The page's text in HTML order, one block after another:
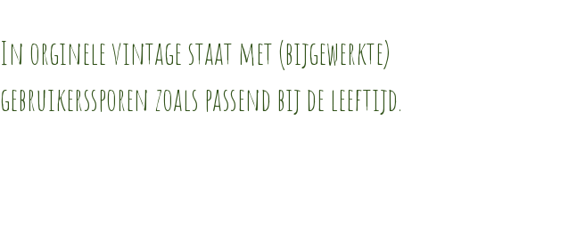
In orginele vintage staat met (bijgewerkte)
gebruikerssporen zoals passend bij de leeftijd.